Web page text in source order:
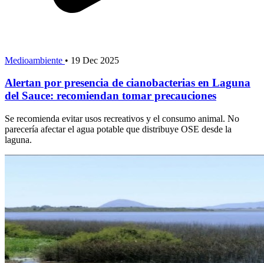
Medioambiente • 19 Dec 2025
Alertan por presencia de cianobacterias en Laguna
del Sauce: recomiendan tomar precauciones
Se recomienda evitar usos recreativos y el consumo animal. No
parecería afectar el agua potable que distribuye OSE desde la
laguna.